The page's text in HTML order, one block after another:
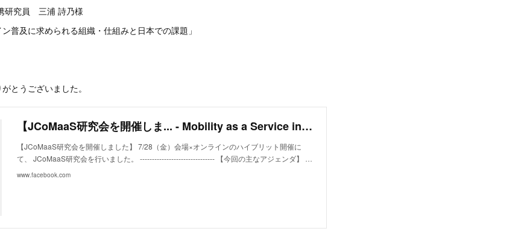
究員 三浦 詩乃様
普及に求められる組織・仕組みと日本での課題」
とうございました。
【JCoMaaS研究会を開催しま... - Mobility as a Service in Japan / JCoMaaS
【JCoMaaS研究会を開催しました】 7/28（金）会場×オンラインのハイブリット開催に
て、 JCoMaaS研究会を行いました。 ------------------------------- 【今回の主なアジェンダ】 …
www.facebook.com